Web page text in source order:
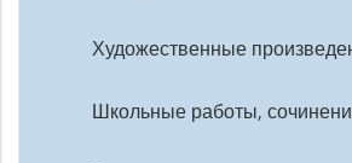
Художественные
Школьные работы,